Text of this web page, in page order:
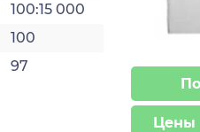
100:15 000
100
97
Цены